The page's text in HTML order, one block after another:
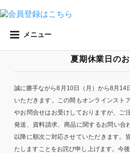
メニュー
夏期休業日の
誠に勝手ながら8月10日（月）から8月14
いただきます。この間もオンラインスト
やお問合せはお受けしておりますが、ご
発送、資料請求、商品に関するお問い合
以降に順次ご対応させていただきます。
たしますことをお詫び申し上げます。今